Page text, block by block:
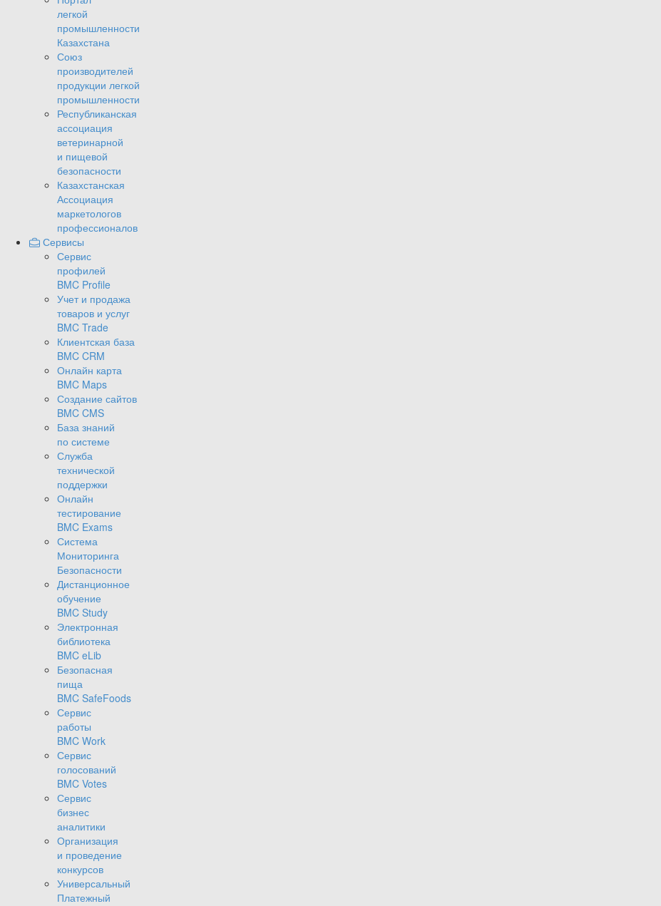
легкой
промышленности
Казахстана
Союз
производителей
продукции легкой
промышленности
Республиканская
ассоциация
ветеринарной
и пищевой
безопасности
Казахстанская
Ассоциация
маркетологов
профессионалов
Сервисы
Сервис
профилей
BMC Profile
Учет и продажа
товаров и услуг
BMC Trade
Клиентская база
BMC CRM
Онлайн карта
BMC Maps
Создание сайтов
BMC CMS
База знаний
по системе
Служба
технической
поддержки
Онлайн
тестирование
BMC Exams
Система
Мониторинга
Безопасности
Дистанционное
обучение
BMC Study
Электронная
библиотека
BMC eLib
Безопасная
пища
BMC SafeFoods
Сервис
работы
BMC Work
Сервис
голосований
BMC Votes
Сервис
бизнес
аналитики
Организация
и проведение
конкурсов
Универсальный
Платежный